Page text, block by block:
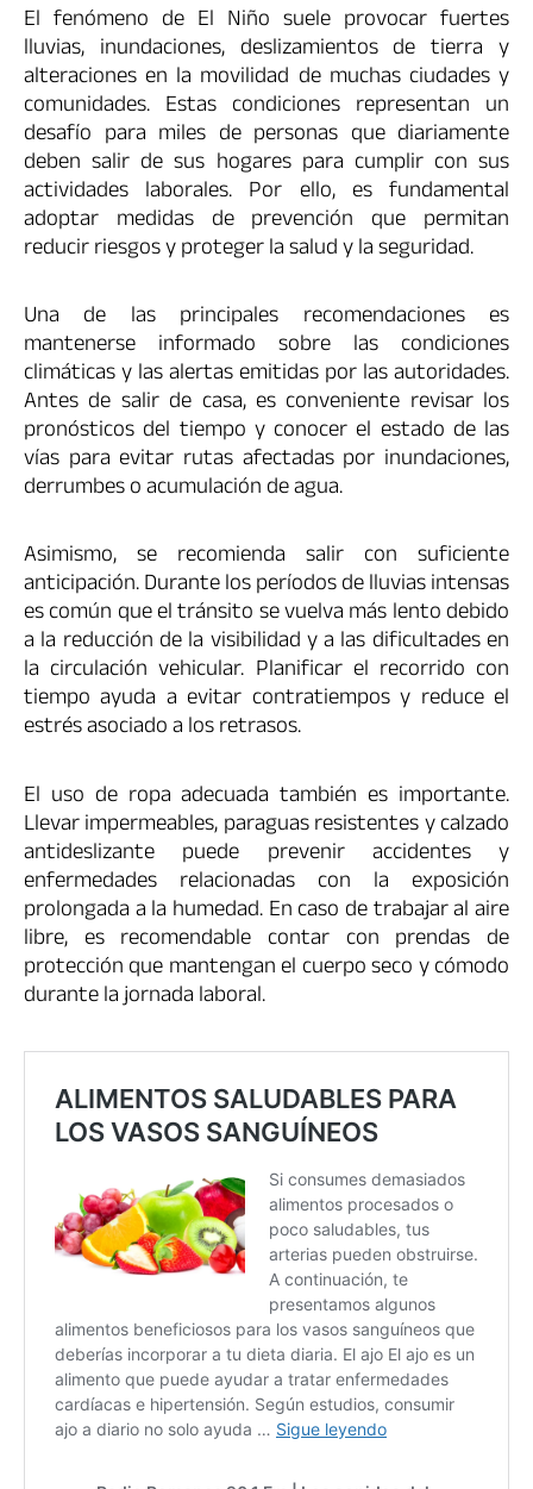
El fenómeno de El Niño suele provocar fuertes
lluvias, inundaciones, deslizamientos de tierra y
alteraciones en la movilidad de muchas ciudades y
comunidades. Estas condiciones representan un
desafío para miles de personas que diariamente
deben salir de sus hogares para cumplir con sus
actividades laborales. Por ello, es fundamental
adoptar medidas de prevención que permitan
reducir riesgos y proteger la salud y la seguridad.
Una de las principales recomendaciones es
mantenerse informado sobre las condiciones
climáticas y las alertas emitidas por las autoridades.
Antes de salir de casa, es conveniente revisar los
pronósticos del tiempo y conocer el estado de las
vías para evitar rutas afectadas por inundaciones,
derrumbes o acumulación de agua.
Asimismo, se recomienda salir con suficiente
anticipación. Durante los períodos de lluvias intensas
es común que el tránsito se vuelva más lento debido
a la reducción de la visibilidad y a las dificultades en
la circulación vehicular. Planificar el recorrido con
tiempo ayuda a evitar contratiempos y reduce el
estrés asociado a los retrasos.
El uso de ropa adecuada también es importante.
Llevar impermeables, paraguas resistentes y calzado
antideslizante puede prevenir accidentes y
enfermedades relacionadas con la exposición
prolongada a la humedad. En caso de trabajar al aire
libre, es recomendable contar con prendas de
protección que mantengan el cuerpo seco y cómodo
durante la jornada laboral.